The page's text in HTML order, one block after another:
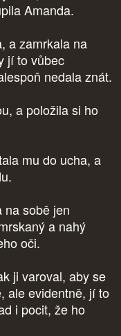
Amanda.
a zamrkala na
jí to vůbec
nedala znát.
a položila si ho
mu do ucha, a
na sobě jen
a nahý
oči.
ji varoval, aby se
ale evidentně, jí to
i pocit, že ho